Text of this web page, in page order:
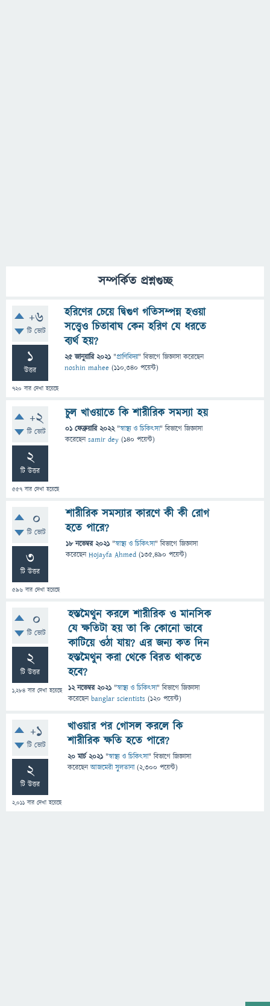
সম্পর্কিত প্রশ্নগুচ্ছ
+6
টি ভোট
1
উত্তর
720 বার দেখা হয়েছে
হরিণের চেয়ে দ্বিগুণ গতিসম্পন্ন হওয়া
সত্ত্বেও চিতাবাঘ কেন হরিণ যে ধরতে
ব্যর্থ হয়?
25 জানুয়ারি 2021 "প্রাণিবিদ্যা" বিভাগে জিজ্ঞাসাকরেছেন
noshin mahee (110,340 পয়েন্ট)
+2
টি ভোট
2
টি উত্তর
557 বার দেখা হয়েছে
চুল খাওয়াতে কি শারীরিক সমস্যা হয়
01 ফেব্রুয়ারি 2022 "স্বাস্থ্য ও চিকিৎসা" বিভাগে জিজ্ঞাসা
করেছেনsamir dey (140 পয়েন্ট)
0
টি ভোট
3
টি উত্তর
596 বার দেখা হয়েছে
শারীরিক সমস্যার কারণে কী কী রোগ
হতে পারে?
18 নভেম্বর 2021 "স্বাস্থ্য ও চিকিৎসা" বিভাগে জিজ্ঞাসা
করেছেনHojayfa Ahmed (135,490 পয়েন্ট)
0
টি ভোট
2
টি উত্তর
1,284 বার দেখা হয়েছে
হস্তমৈথুন করলে শারীরিক ও মানসিক
যে ক্ষতিটা হয় তা কি কোনো ভাবে
কাটিয়ে ওঠা যায়? এর জন্য কত দিন
হস্তমৈথুন করা থেকে বিরত থাকতে
হবে?
12 নভেম্বর 2021 "স্বাস্থ্য ও চিকিৎসা" বিভাগে জিজ্ঞাসা
করেছেনbanglar scientists (120 পয়েন্ট)
+1
টি ভোট
2
টি উত্তর
2,011 বার দেখা হয়েছে
খাওয়ার পর গোসল করলে কি
শারীরিক ক্ষতি হতে পারে?
20 মার্চ 2021 "স্বাস্থ্য ও চিকিৎসা" বিভাগে জিজ্ঞাসা
করেছেনআজমেরী সুলতানা (2,300 পয়েন্ট)